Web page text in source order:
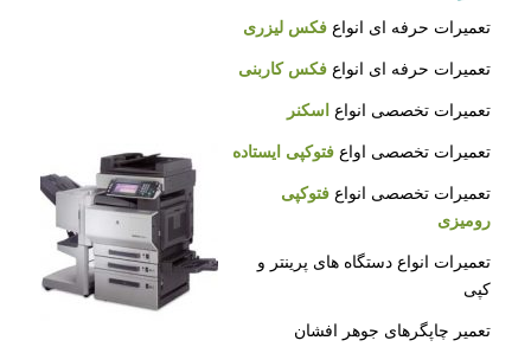
تعمیرات حرفه ای انواع فکس لیزری
تعمیرات حرفه ای انواع فکس کاربنی
تعمیرات تخصصی انواع اسکنر
تعمیرات تخصصی اواع فتوکپی ایستاده
تعمیرات تخصصی انواع فتوکپی
رومیزی
تعمیرات انواع دستگاه های پرینتر و
کپی
تعمیر چاپگرهای جوهر افشان